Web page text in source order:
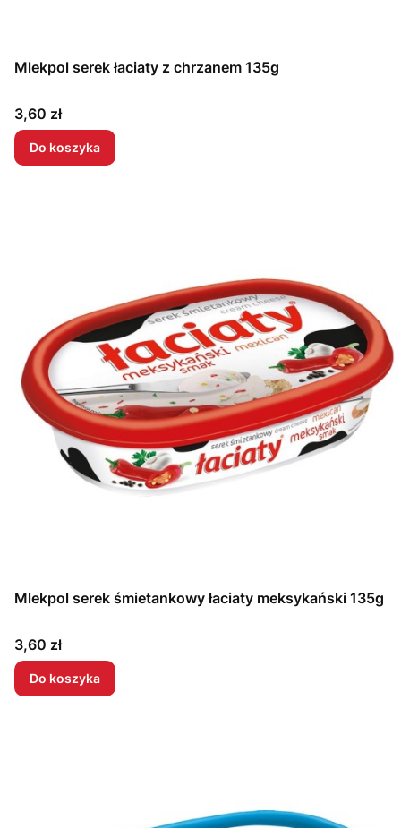
Mlekpol serek łaciaty z chrzanem 135g
Cena
3,60 zł
Do koszyka
Mlekpol serek śmietankowy łaciaty meksykański 135g
Cena
3,60 zł
Do koszyka